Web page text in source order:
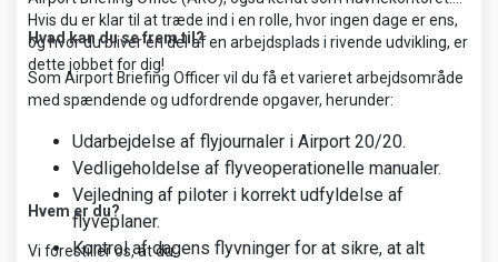
Hvis du er klar til at træde ind i en rolle, hvor ingen dage er ens,
og hvor du bliver en del af en arbejdsplads i rivende udvikling, er
dette jobbet for dig!
Hvad kan du se frem til?
Som Airport Briefing Officer vil du få et varieret arbejdsområde
med spændende og udfordrende opgaver, herunder:
Udarbejdelse af flyjournaler i Airport 20/20.
Vedligeholdelse af flyveoperationelle manualer.
Vejledning af piloter i korrekt udfyldelse af
flyveplaner.
Kontrol af dagens flyvninger for at sikre, at alt
Hvem er du?
Vi forestiller os, at du: